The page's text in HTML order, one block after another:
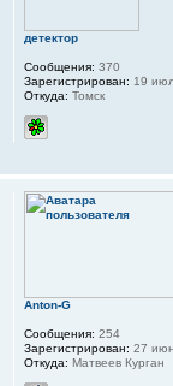
детектор
Сообщения: 370
Зарегистрирован: 19
Откуда: Томск
Anton-G
Сообщения: 254
Зарегистрирован: 27
Откуда: Матвеев Курган